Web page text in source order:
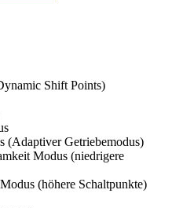
Shift Points)
(Adaptiver Getriebemodus)
Modus (niedrigere
(höhere Schaltpunkte)